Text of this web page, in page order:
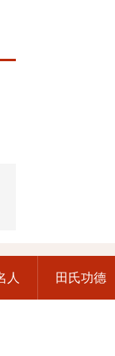
人 田氏功德